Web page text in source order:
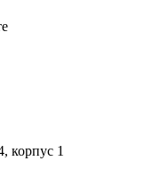
корпус 1